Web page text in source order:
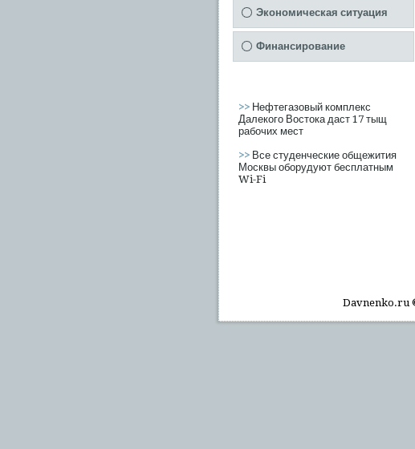
Экономическая ситуация
Финансирование
>> Нефтегазовый комплекс
Далекого Востока даст 17 тыщ
рабочих мест
>> Все студенческие общежития
Москвы оборудуют бесплатным
Wi-Fi
Davnenko.ru ©